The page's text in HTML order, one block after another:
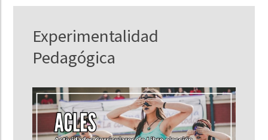
Experimentalidad
Pedagógica